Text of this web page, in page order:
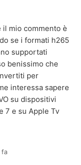
mio commento è
se i formati h265
supportati
benissimo che
per
interessa sapere
su dispositivi
7 e su Apple Tv
fa